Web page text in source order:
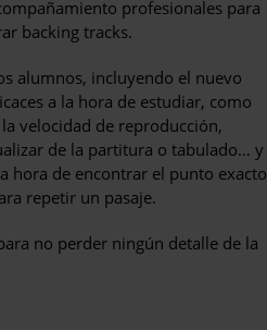
profesionales para
backing tracks.
alumnos, incluyendo el nuevo
a la hora de estudiar, como
velocidad de reproducción,
de la partitura o tabulado… y
hora de encontrar el punto exacto
repetir un pasaje.
no perder ningún detalle de la